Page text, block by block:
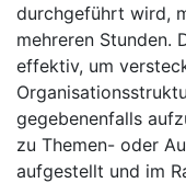
durchgeführt wird,
mehreren Stunden.
effektiv, um
gegebenenfalls
zu Themen- oder
aufgestellt und im